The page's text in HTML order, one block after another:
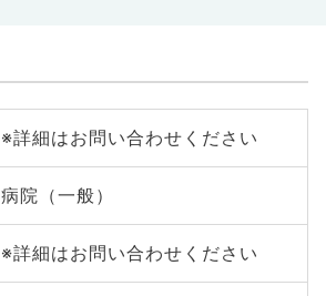
※詳細はお問い合わせください
病院（一般）
※詳細はお問い合わせください